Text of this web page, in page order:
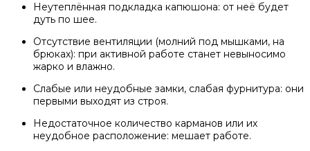
Неутеплённая подкладка капюшона: от неё будет
дуть по шее.
Отсутствие вентиляции (молний под мышками, на
брюках): при активной работе станет невыносимо
жарко и влажно.
Слабые или неудобные замки, слабая фурнитура: они
первыми выходят из строя.
Недостаточное количество карманов или их
неудобное расположение: мешает работе.